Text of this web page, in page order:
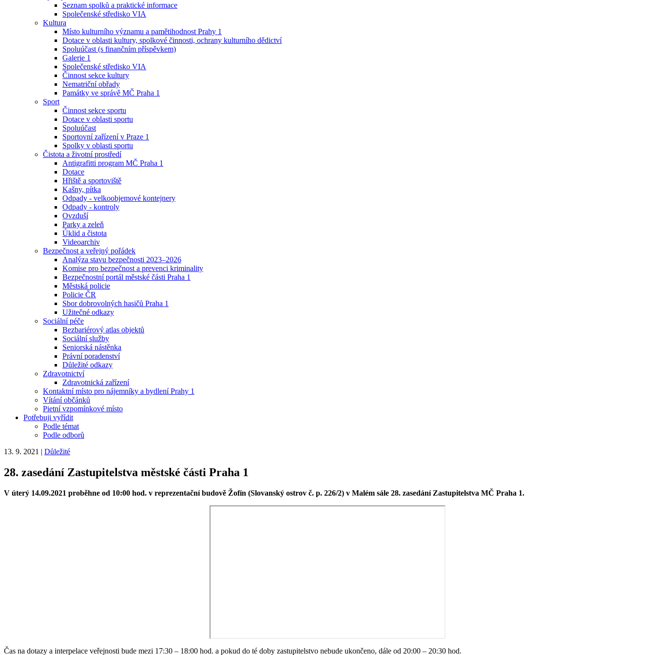
Seznam spolků a praktické informace
Společenské středisko VIA
Kultura
Místo kulturního významu a pamětihodnost Prahy 1
Dotace v oblasti kultury, spolkové činnosti, ochrany kulturního dědictví
Spoluúčast (s finančním příspěvkem)
Galerie 1
Společenské středisko VIA
Činnost sekce kultury
Nematriční obřady
Památky ve správě MČ Praha 1
Sport
Činnost sekce sportu
Dotace v oblasti sportu
Spoluúčast
Sportovní zařízení v Praze 1
Spolky v oblasti sportu
Čistota a životní prostředí
Antigrafitti program MČ Praha 1
Dotace
Hřiště a sportoviště
Kašny, pítka
Odpady - velkoobjemové kontejnery
Odpady - kontroly
Ovzduší
Parky a zeleň
Úklid a čistota
Videoarchiv
Bezpečnost a veřejný pořádek
Analýza stavu bezpečnosti 2023–2026
Komise pro bezpečnost a prevenci kriminality
Bezpečnostní portál městské části Praha 1
Městská policie
Policie ČR
Sbor dobrovolných hasičů Praha 1
Užitečné odkazy
Sociální péče
Bezbariérový atlas objektů
Sociální služby
Seniorská nástěnka
Právní poradenství
Důležité odkazy
Zdravotnictví
Zdravotnická zařízení
Kontaktní místo pro nájemníky a bydlení Prahy 1
Vítání občánků
Pietní vzpomínkové místo
Potřebuji vyřídit
Podle témat
Podle odborů
13. 9. 2021 | Důležité
28. zasedání Zastupitelstva městské části Praha 1
V úterý 14.09.2021 proběhne od 10:00 hod. v reprezentační budově Žofín (Slovanský ostrov č. p. 226/2) v Malém sále 28. zasedání Zastupitelstva MČ Praha 1.
Čas na dotazy a interpelace veřejnosti bude mezi 17:30 – 18:00 hod. a pokud do té doby zastupitelstvo nebude ukončeno, dále od 20:00 – 20:30 hod.